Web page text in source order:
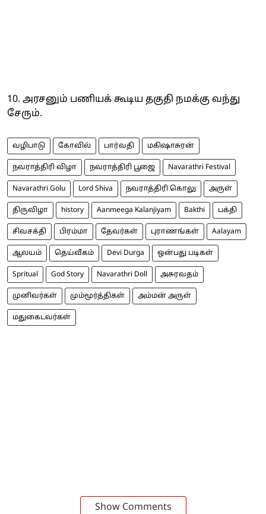
10. அரசனும் பணியக் கூடிய தகுதி நமக்கு வந்து
சேரும்.
வழிபாடு கோவில் பார்வதி மகிஷாசுரன்
நவராத்திரி விழா நவராத்திரி பூஜை Navarathri Festival
Navarathri Golu Lord Shiva நவராத்திரி கொலு அருள்
திருவிழா history Aanmeega Kalanjiyam Bakthi பக்தி
சிவசக்தி பிரம்மா தேவர்கள் புராணங்கள் Aalayam
ஆலயம் தெய்வீகம் Devi Durga ஒன்பது படிகள்
Spritual God Story Navarathri Doll அசுரவதம்
முனிவர்கள் மும்மூர்த்திகள் அம்மன் அருள்
மதுகைடவர்கள்
Show Comments